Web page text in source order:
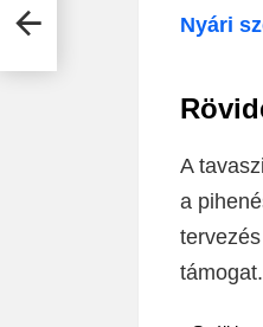
Nyári
A
a
támogat.